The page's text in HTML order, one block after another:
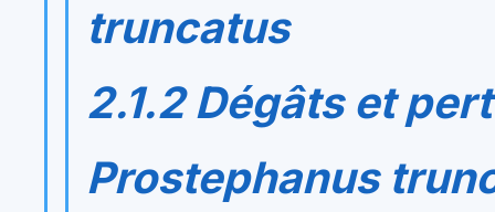
truncatus
2.1.2 Dégâts et
Prostephanus